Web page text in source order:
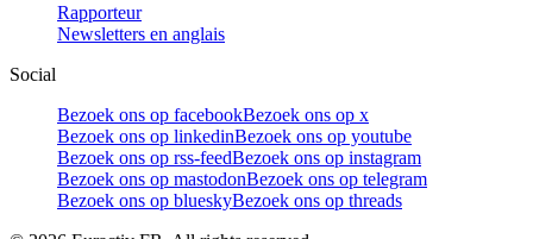
Rapporteur
Newsletters en anglais
Social
Bezoek ons op facebookBezoek ons op x
Bezoek ons op linkedinBezoek ons op youtube
Bezoek ons op rss-feedBezoek ons op instagram
Bezoek ons op mastodonBezoek ons op telegram
Bezoek ons op blueskyBezoek ons op threads